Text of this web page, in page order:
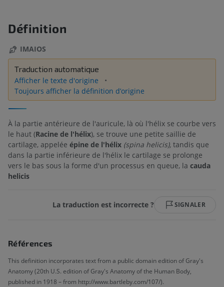
Définition
IMAIOS
Traduction automatique
Afficher le texte d'origine
Toujours afficher la définition d’origine
À la partie antérieure de l'auricule, là où l'hélix se courbe vers
le haut (Racine de l'hélix), se trouve une petite saillie de
cartilage, appelée épine de l'hélix (spina helicis), tandis que
dans la partie inférieure de l'hélix le cartilage se prolonge
vers le bas sous la forme d'un processus en queue, la cauda
helicis
La traduction est incorrecte ? SIGNALER
Références
This definition incorporates text from a public domain edition of Gray's
Anatomy (20th U.S. edition of Gray's Anatomy of the Human Body,
published in 1918 – from http://www.bartleby.com/107/).